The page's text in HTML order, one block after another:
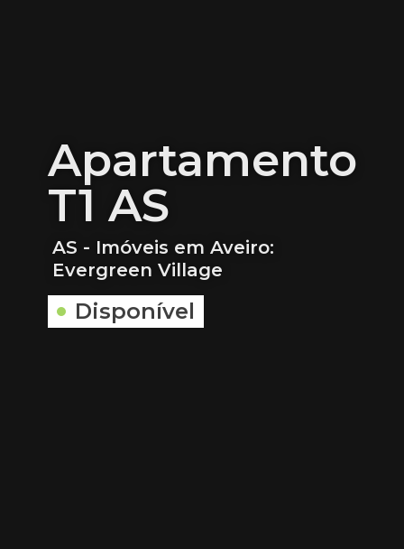
Apartamento
T1 AS
AS - Imóveis em Aveiro:
Evergreen Village
Disponível